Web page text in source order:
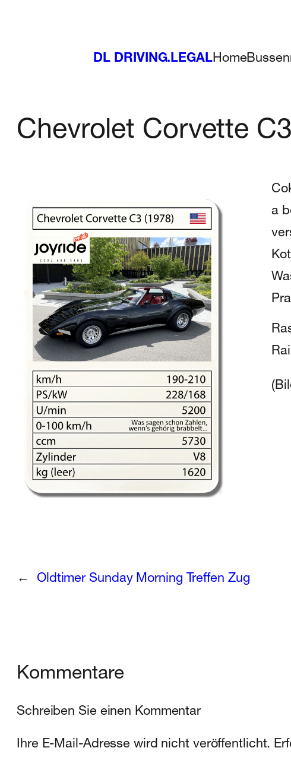
DL DRIVING.LEGALHome
Chevrolet Corvette
a
← Oldtimer Sunday Morning Treffen Zug
Kommentare
Schreiben Sie einen Kommentar
Ihre E-Mail-Adresse wird nicht veröffentlicht.